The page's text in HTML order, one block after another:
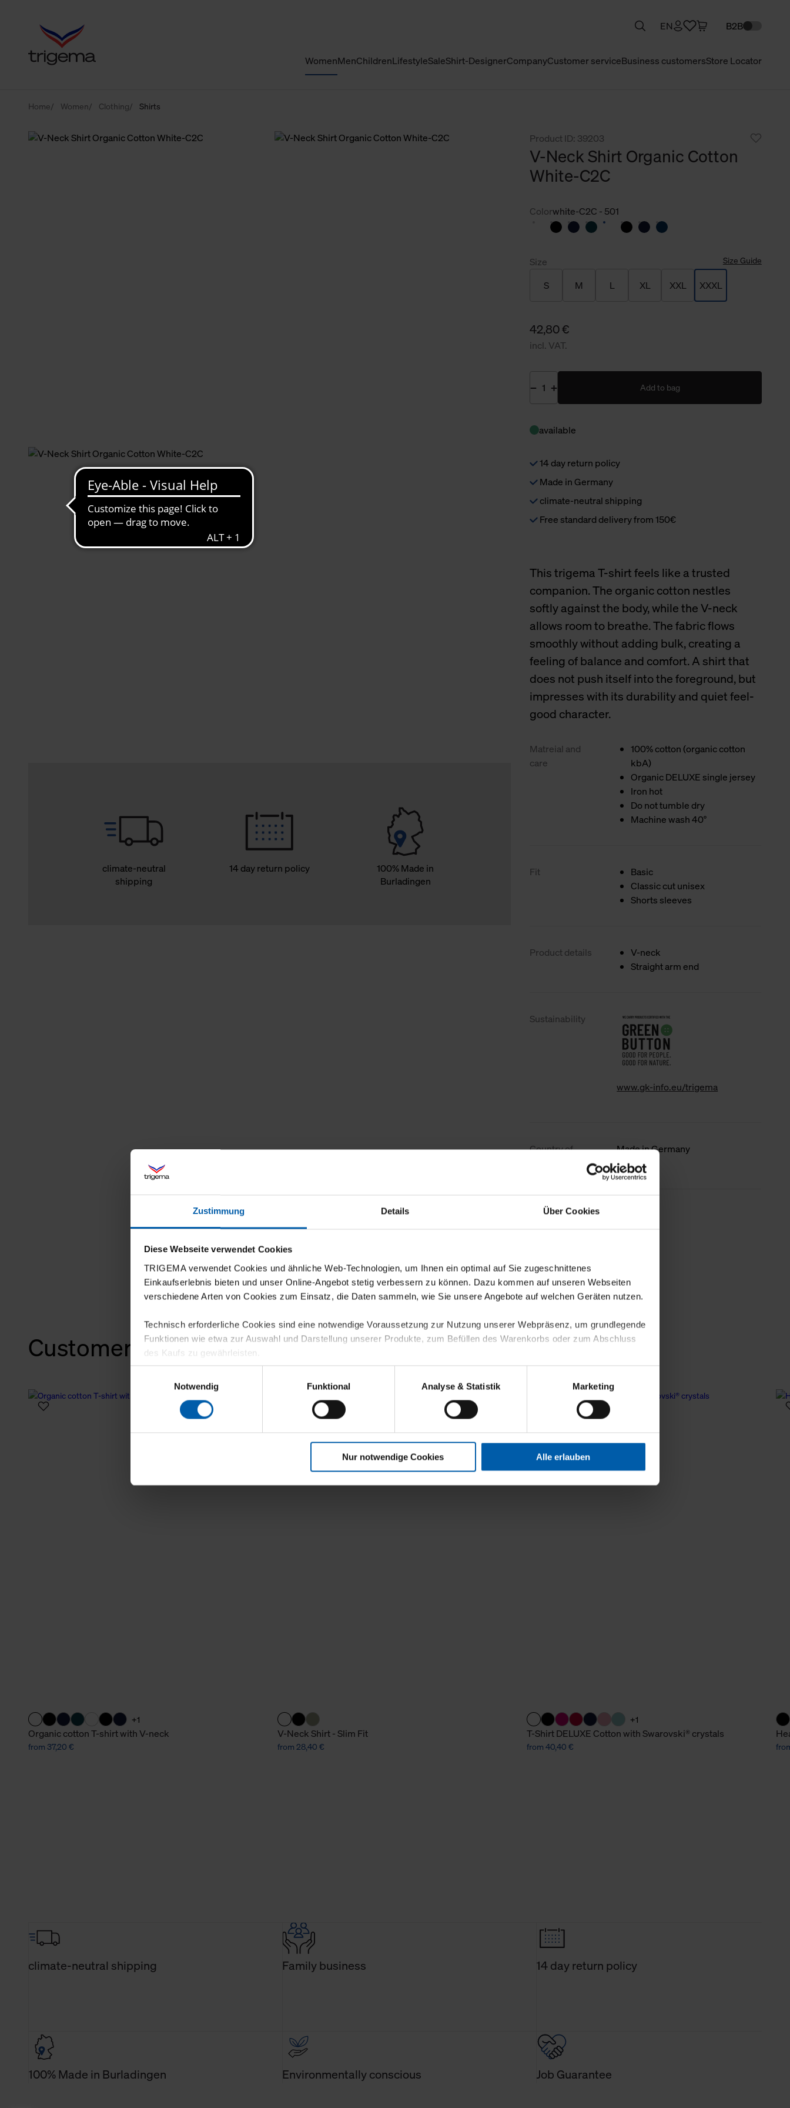
Zustimmung Details Über Cookies
Diese Webseite verwendet Cookies
TRIGEMA verwendet Cookies und ähnliche Web-Technologien, um Ihnen ein optimal auf Sie zugeschnittenes
Einkaufserlebnis bieten und unser Online-Angebot stetig verbessern zu können. Dazu kommen auf unseren Webseiten
verschiedene Arten von Cookies zum Einsatz, die Daten sammeln, wie Sie unsere Angebote auf welchen Geräten nutzen.
Technisch erforderliche Cookies sind eine notwendige Voraussetzung zur Nutzung unserer Webpräsenz, um grundlegende
Funktionen wie etwa zur Auswahl und Darstellung unserer Produkte, zum Befüllen des Warenkorbs oder zum Abschluss
des Kaufs zu gewährleisten.
Für die Darstellung personalisierter Angebote, Anzeigen und Inhalte aufgrund Ihres Nutzerverhaltens und Ihres Profils
sowie für Marketing-, Statistik- und Tracking-Zwecke zur Analyse und Optimierung unserer Webpräsenz speichern wir
personenbezogene Informationen. Diese übermitteln wir in anonymisierter Form an Dritte wie etwa unsere
Klicken Sie auf "Alle erlauben", damit wir alle Cookies und Web-Technologien für Ihr personalisiertes Einkaufserlebnis
verwenden dürfen. Über die jeweiligen Schaltflächen können Sie die Arten der Cookies selbst festlegen, die Sie erlauben
Notwendig
Funktional Analyse & Statistik Marketing
Nur notwendige Cookies Alle erlauben
WomenMenChildrenLifestyleSaleShirt-DesignerCompanyCustomer serviceBusiness customersStore Locator
EN B2B
Home Women Clothing Shirts
climate-neutral
shipping
14 day return policy
100% Made in
Burladingen
Product ID: 39203
V-Neck Shirt Organic Cotton
White-C2C
Colorwhite-C2C - 501
Size Size Guide
S M L XL XXL XXXL
42,80 €
incl. VAT.
Add to bag
available
14 day return policy
Made in Germany
climate-neutral shipping
Free standard delivery from 150€
This trigema T-shirt feels like a trusted
companion. The organic cotton nestles
softly against the body, while the V-neck
allows room to breathe. The fabric flows
smoothly without adding bulk, creating a
feeling of balance and comfort. A shirt that
does not push itself into the foreground, but
impresses with its durability and quiet feel-
good character.
Matreial and
care
100% cotton (organic cotton
kbA)
Organic DELUXE single jersey
Iron hot
Do not tumble dry
Machine wash 40°
Fit
Basic
Classic cut unisex
Shorts sleeves
Product details
V-neck
Straight arm end
Sustainability
www.gk-info.eu/trigema
Country of
Made in Germany
less information
Customers also bought
+1
Organic cotton T-shirt with V-neck
from 37,20 €
V-Neck Shirt - Slim Fit
from 28,40 €
+1
T-Shirt DELUXE Cotton with Swarovski® crystals
from 40,40 €
climate-neutral shipping Family business 14 day return policy
100% Made in Burladingen Environmentally conscious Job Guarantee